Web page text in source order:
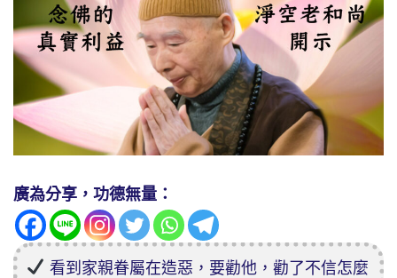
廣為分享，功德無量：
看到家親眷屬在造惡，要勸他，勸了不信怎麼